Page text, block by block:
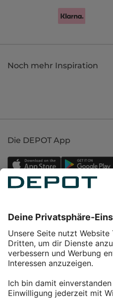
Noch mehr Inspiration
Die DEPOT App
Service
Über DEPOT
Kontakt